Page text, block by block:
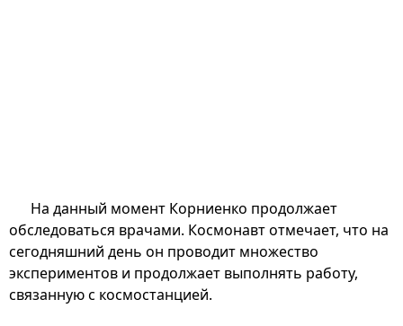
На данный момент Корниенко продолжает
обследоваться врачами. Космонавт отмечает, что на
сегодняшний день он проводит множество
экспериментов и продолжает выполнять работу,
связанную с космостанцией.